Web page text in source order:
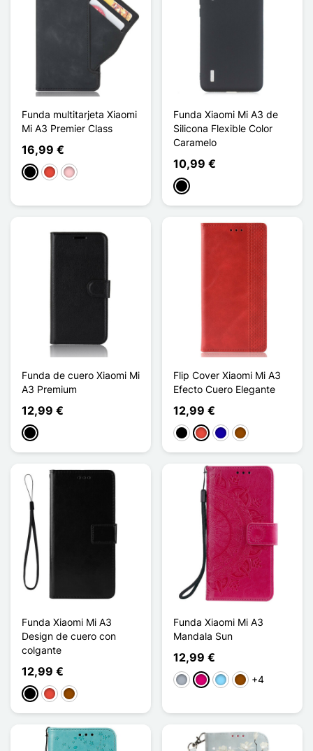
Funda multitarjeta Xiaomi
Mi A3 Premier Class
16,99 €
NegroRojoRosa
Funda Xiaomi Mi A3 de
Silicona Flexible Color
Caramelo
10,99 €
Negro
Funda de cuero Xiaomi Mi
A3 Premium
12,99 €
Negro
Flip Cover Xiaomi Mi A3
Efecto Cuero Elegante
12,99 €
NegroRojoAzul oscuro
Marrón
Funda Xiaomi Mi A3
Design de cuero con
colgante
12,99 €
NegroRojoMarrón
Funda Xiaomi Mi A3
Mandala Sun
12,99 €
Gris MagentaAzul claro
Marrón
+4